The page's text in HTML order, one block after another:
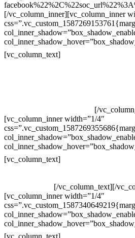
[/vc_column_inner][vc_column_inner
[vc_column_text]
[/
[vc_column_inner width=”1/4″
[vc_column_text]
[/vc_column_text][/
[vc_column_inner width=”1/4″
[vc_column_text]